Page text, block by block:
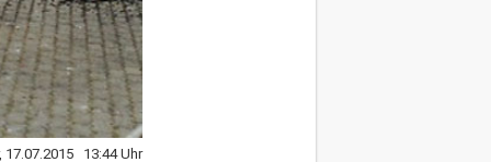
17.07.2015 13:44 Uhr